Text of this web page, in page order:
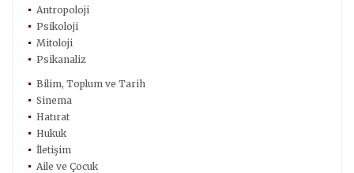
Antropoloji
Psikoloji
Mitoloji
Psikanaliz
Bilim, Toplum ve Tarih
Sinema
Hatırat
Hukuk
İletişim
Aile ve Çocuk